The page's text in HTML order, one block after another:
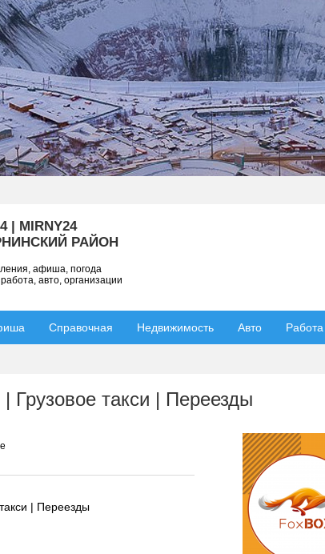
MIRNY24
РАЙОН
афиша, погода
авто, организации
Справочная Недвижимость Авто Работа
| Грузовое такси | Переезды
| Переезды